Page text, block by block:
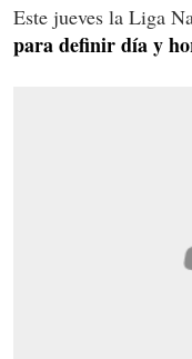
Este jueves la Liga
para definir día y